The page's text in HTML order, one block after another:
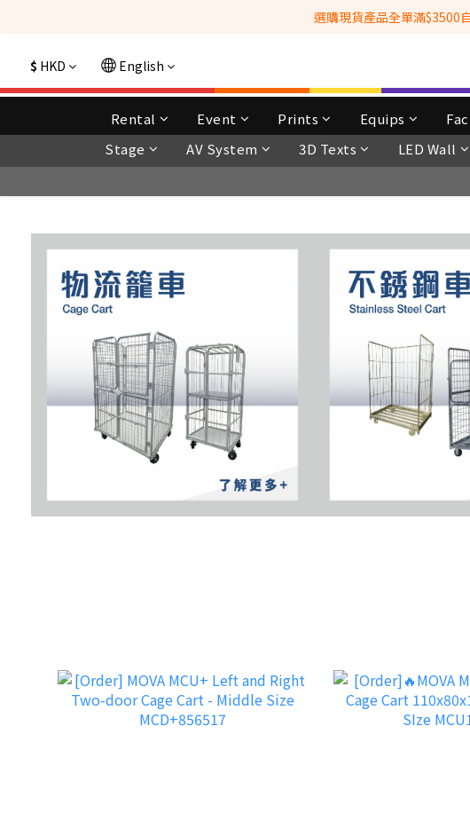
選購現貨產品全單滿$3500
$ HKD English
Rental Event Prints Equips
Stage AV System 3D Texts LED Wall